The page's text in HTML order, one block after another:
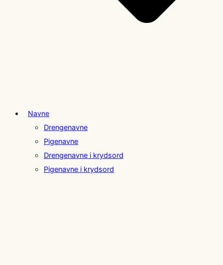
Navne
Drengenavne
Pigenavne
Drengenavne i krydsord
Pigenavne i krydsord